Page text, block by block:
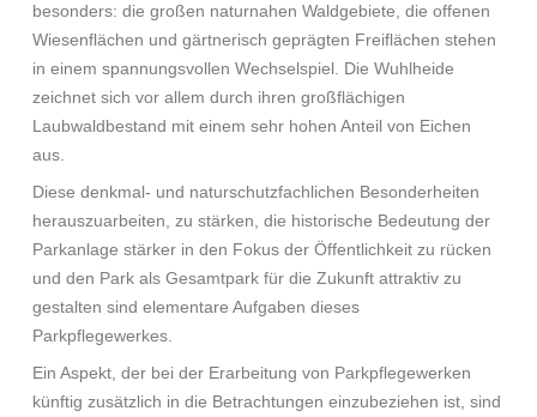
besonders: die großen naturnahen Waldgebiete, die offenen
Wiesenflächen und gärtnerisch geprägten Freiflächen stehen
in einem spannungsvollen Wechselspiel. Die Wuhlheide
zeichnet sich vor allem durch ihren großflächigen
Laubwaldbestand mit einem sehr hohen Anteil von Eichen
aus.
Diese denkmal- und naturschutzfachlichen Besonderheiten
herauszuarbeiten, zu stärken, die historische Bedeutung der
Parkanlage stärker in den Fokus der Öffentlichkeit zu rücken
und den Park als Gesamtpark für die Zukunft attraktiv zu
gestalten sind elementare Aufgaben dieses
Parkpflegewerkes.
Ein Aspekt, der bei der Erarbeitung von Parkpflegewerken
künftig zusätzlich in die Betrachtungen einzubeziehen ist, sind